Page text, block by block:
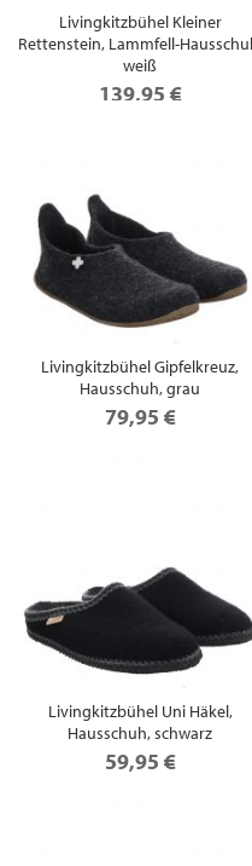
Livingkitzbühel Kleiner
Rettenstein, Lammfell-
weiß
139,95 €
Livingkitzbühel Gipfelkreuz,
Hausschuh, grau
79,95 €
Livingkitzbühel Uni Häkel,
Hausschuh, schwarz
59,95 €